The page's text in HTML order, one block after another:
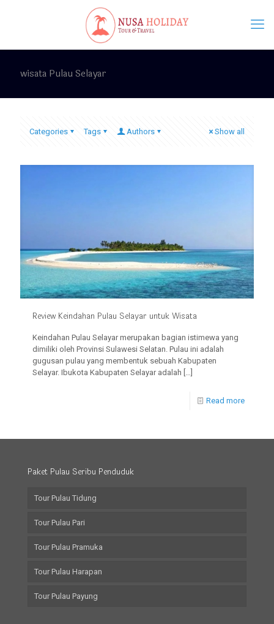
wisata Pulau Selayar
Categories Tags Authors Show all
Review Keindahan Pulau Selayar untuk Wisata
Keindahan Pulau Selayar merupakan bagian istimewa yang
dimiliki oleh Provinsi Sulawesi Selatan. Pulau ini adalah
gugusan pulau yang membentuk sebuah Kabupaten
Selayar. Ibukota Kabupaten Selayar adalah […]
Read more
Paket Pulau Seribu Penduduk
Tour Pulau Tidung
Tour Pulau Pari
Tour Pulau Pramuka
Tour Pulau Harapan
Tour Pulau Payung